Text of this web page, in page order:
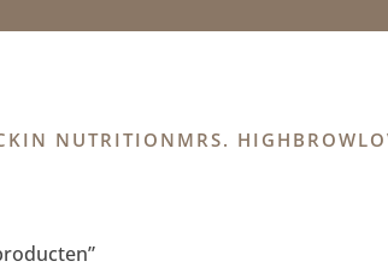
NUTRITION MRS. HIGHBROW